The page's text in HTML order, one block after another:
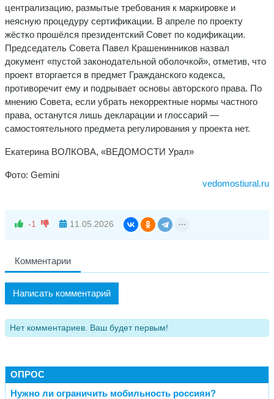
централизацию, размытые требования к маркировке и
неясную процедуру сертификации. В апреле по проекту
жёстко прошёлся президентский Совет по кодификации.
Председатель Совета Павел Крашенинников назвал
документ «пустой законодательной оболочкой», отметив, что
проект вторгается в предмет Гражданского кодекса,
противоречит ему и подрывает основы авторского права. По
мнению Совета, если убрать некорректные нормы частного
права, останутся лишь декларации и глоссарий —
самостоятельного предмета регулирования у проекта нет.
Екатерина ВОЛКОВА, «ВЕДОМОСТИ Урал»
Фото: Gemini
vedomostiural.ru
-1 11.05.2026
Комментарии
Написать комментарий
Нет комментариев. Ваш будет первым!
ОПРОС
Нужно ли ограничить мобильность россиян?